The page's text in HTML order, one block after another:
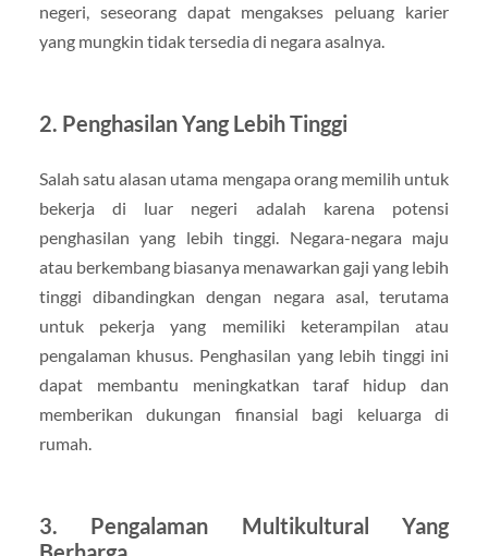
negeri, seseorang dapat mengakses peluang karier
yang mungkin tidak tersedia di negara asalnya.
2. Penghasilan Yang Lebih Tinggi
Salah satu alasan utama mengapa orang memilih untuk
bekerja di luar negeri adalah karena potensi
penghasilan yang lebih tinggi. Negara-negara maju
atau berkembang biasanya menawarkan gaji yang lebih
tinggi dibandingkan dengan negara asal, terutama
untuk pekerja yang memiliki keterampilan atau
pengalaman khusus. Penghasilan yang lebih tinggi ini
dapat membantu meningkatkan taraf hidup dan
memberikan dukungan finansial bagi keluarga di
rumah.
3. Pengalaman Multikultural Yang